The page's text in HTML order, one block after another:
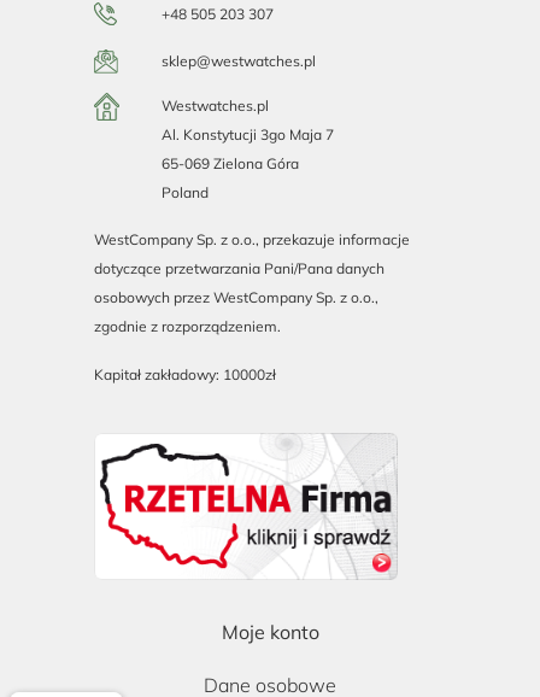
+48 505 203 307
sklep@westwatches.pl
Westwatches.pl
Al. Konstytucji 3go Maja 7
65-069 Zielona Góra
Poland
WestCompany Sp. z o.o., przekazuje informacje
dotyczące przetwarzania Pani/Pana danych
osobowych przez WestCompany Sp. z o.o.,
zgodnie z rozporządzeniem.
Kapitał zakładowy: 10000zł
Moje konto
Dane osobowe